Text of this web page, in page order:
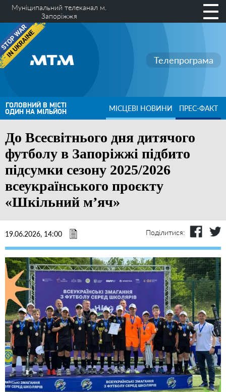
Муніципальний телеканал м.
Запоріжжя
Телепрограма
ГОЛОВНИЙ В МІСТІ
ОДИН НА МІЛЬЙОН МІСЦЕВІ НОВИНИ ПРЕС-ФАКТ
До Всесвітнього дня дитячого
футболу в Запоріжжі підбито
підсумки сезону 2025/2026
всеукраїнського проєкту
«Шкільний м’яч»
19.06.2026, 14:00 Поділитися: